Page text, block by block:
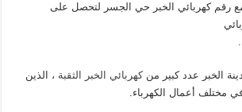
رقم كهربائي الخبر حي الجسر لتحصل على
الخبر عدد كبير منكهربائي الخبر الثقبة ، الذين
مختلف أعمال الكهرباء.